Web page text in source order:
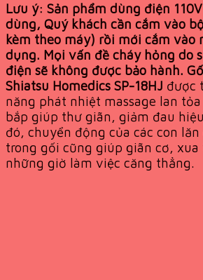
Lưu ý: Sản phẩm dùng điện
dùng, Quý khách cần cắm vào
kèm theo máy) rồi mới cắm vào
dụng. Mọi vấn đề cháy hỏng do
điện sẽ không được bảo hành.
Shiatsu Homedics SP-18HJ được
năng phát nhiệt massage lan
bắp giúp thư giãn, giảm đau
đó, chuyển động của các con
trong gối cũng giúp giãn cơ,
những giờ làm việc căng thẳng.